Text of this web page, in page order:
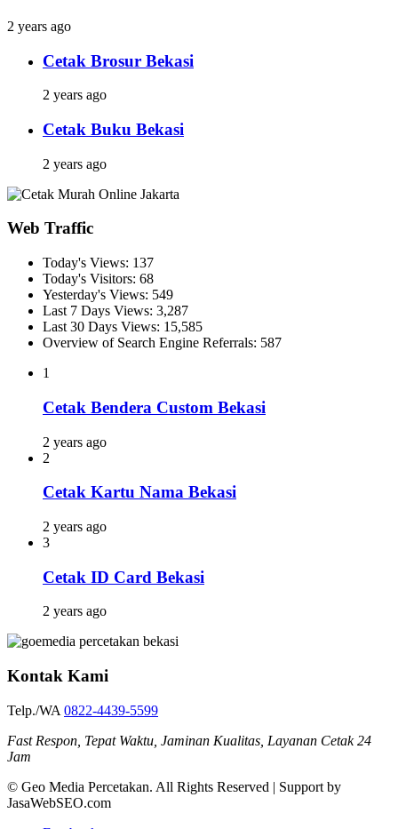
2 years ago
Cetak Brosur Bekasi
2 years ago
Cetak Buku Bekasi
2 years ago
Web Traffic
Today's Views: 137
Today's Visitors: 68
Yesterday's Views: 549
Last 7 Days Views: 3,287
Last 30 Days Views: 15,585
Overview of Search Engine Referrals: 587
1
Cetak Bendera Custom Bekasi
2 years ago
2
Cetak Kartu Nama Bekasi
2 years ago
3
Cetak ID Card Bekasi
2 years ago
Kontak Kami
Telp./WA 0822-4439-5599
Fast Respon, Tepat Waktu, Jaminan Kualitas, Layanan Cetak 24
Jam
© Geo Media Percetakan. All Rights Reserved | Support by
JasaWebSEO.com